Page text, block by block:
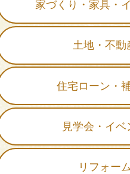
家づくり・家具・
土地・不動
住宅ローン・
見学会・イベ
リフォー